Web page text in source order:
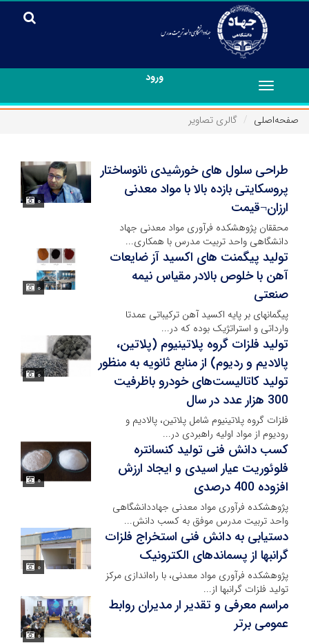
ورود
Toggle
navigation
صفحه‌اصلی
گالری تصاویر
۰
طراحی سلول های خورشیدی نانوساختار
پروسکایتی بازده بالا با مواد معدنی
ارزان¬قیمت
محققان پژوهشکده فرآوری مواد معدنی جهاد
دانشگاهی واحد تربیت مدرس با همکاری...
۰
تولید پیگمنت های اکسید آز ضایعات
آهن با خلوص بالادر مقیاس نیمه
صنعتی
پیگمان­های بر پایه اکسید آهن ترکیباتی عمدتا
وارداتی و استراتژیک بوده که در...
۰
تولید فلزات گروه پلاتینیوم (پلاتین،
پالادیم و ردیوم) از منابع ثانویه به منظور
تولید کاتالیست‌های خودرو باظرفیت
300 هزار عدد در سال
فلزات گروه پلاتینیوم شامل پلاتین، پالادیم و
رودیوم از مواد اولیه راهبردی در...
۰
کسب دانش فنی تولید کنسانتره
فلوئوریت عیار اسیدی و ایجاد ارزش
افزوده 400 درصدی
پژوهشکده فرآوری مواد معدنی جهاددانشگاهی
واحد تربیت مدرس موفق به کسب دانش...
۰
دستیابی به دانش فنی استخراج فلزات
گرانبها از پسماندهای الکترونیک
پژوهشکده فرآوری مواد معدنی، با راه‌اندازی مرکز
تولید فلزات گرانبها از...
۰
مراسم معرفی و تقدیر ار مدیران روابط
عمومی برتر